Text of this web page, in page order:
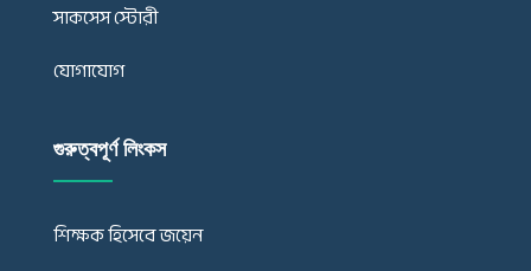
সাকসেস স্টোরী
যোগাযোগ
গুরুত্বপূর্ণ লিংকস
শিক্ষক হিসেবে জয়েন